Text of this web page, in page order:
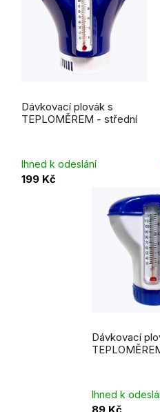
Dávkovací plovák s
TEPLOMĚREM - střední
Ihned k odeslání
199 Kč
Dávkovací
Ihned k